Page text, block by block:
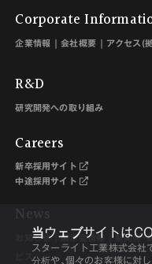
当ウェブサイトは
スターライト工業株式会社
分析や､個々のお客様に対
Corporate
企業情報 会社概要 アクセス(
R&D
研究開発への取り組み
Careers
新卒採用サイト
中途採用サイト
News
お知らせ 展示会情報 新開発･